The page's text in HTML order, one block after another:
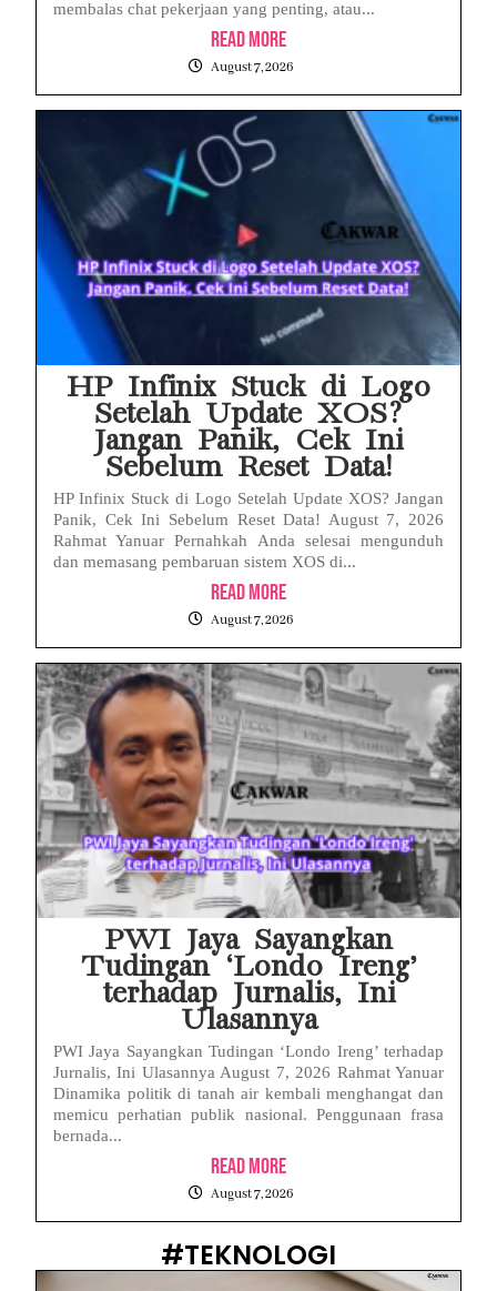
membalas chat pekerjaan yang penting, atau...
Read More
August 7, 2026
HP Infinix Stuck di Logo
Setelah Update XOS?
Jangan Panik, Cek Ini
Sebelum Reset Data!
HP Infinix Stuck di Logo Setelah Update XOS? Jangan
Panik, Cek Ini Sebelum Reset Data! August 7, 2026
Rahmat Yanuar Pernahkah Anda selesai mengunduh
dan memasang pembaruan sistem XOS di...
Read More
August 7, 2026
PWI Jaya Sayangkan
Tudingan ‘Londo Ireng’
terhadap Jurnalis, Ini
Ulasannya
PWI Jaya Sayangkan Tudingan ‘Londo Ireng’ terhadap
Jurnalis, Ini Ulasannya August 7, 2026 Rahmat Yanuar
Dinamika politik di tanah air kembali menghangat dan
memicu perhatian publik nasional. Penggunaan frasa
bernada...
Read More
August 7, 2026
#TEKNOLOGI